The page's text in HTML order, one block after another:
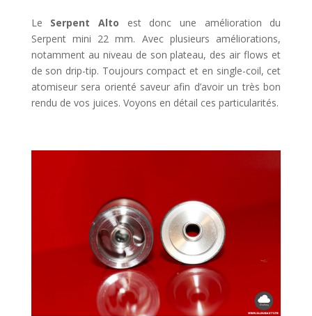
Le Serpent Alto est donc une amélioration du
Serpent mini 22 mm. Avec plusieurs améliorations,
notamment au niveau de son plateau, des air flows et
de son drip-tip. Toujours compact et en single-coil, cet
atomiseur sera orienté saveur afin d’avoir un très bon
rendu de vos juices. Voyons en détail ces particularités.